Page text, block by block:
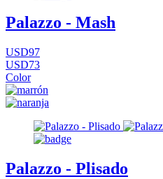
Palazzo - Mash
USD97
USD73
Color
Palazzo - Plisado